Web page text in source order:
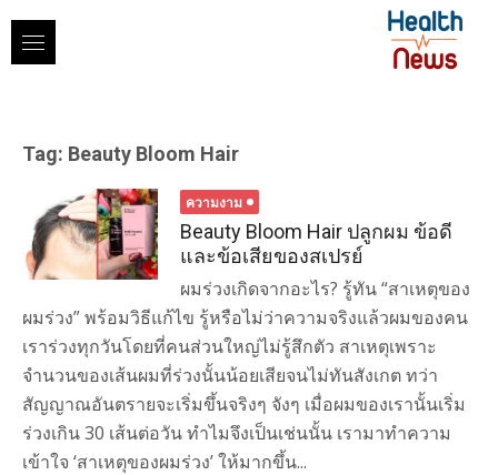
content
Tag: Beauty Bloom Hair
ความงาม
Beauty Bloom Hair ปลูกผม ข้อดี
และข้อเสียของสเปรย์
ผมร่วงเกิดจากอะไร? รู้ทัน “สาเหตุของ
ผมร่วง” พร้อมวิธีแก้ไข รู้หรือไม่ว่าความจริงแล้วผมของคน
เราร่วงทุกวันโดยที่คนส่วนใหญ่ไม่รู้สึกตัว สาเหตุเพราะ
จำนวนของเส้นผมที่ร่วงนั้นน้อยเสียจนไม่ทันสังเกต ทว่า
สัญญาณอันตรายจะเริ่มขึ้นจริงๆ จังๆ เมื่อผมของเรานั้นเริ่ม
ร่วงเกิน 30 เส้นต่อวัน ทำไมจึงเป็นเช่นนั้น เรามาทำความ
เข้าใจ ‘สาเหตุของผมร่วง’ ให้มากขึ้น...